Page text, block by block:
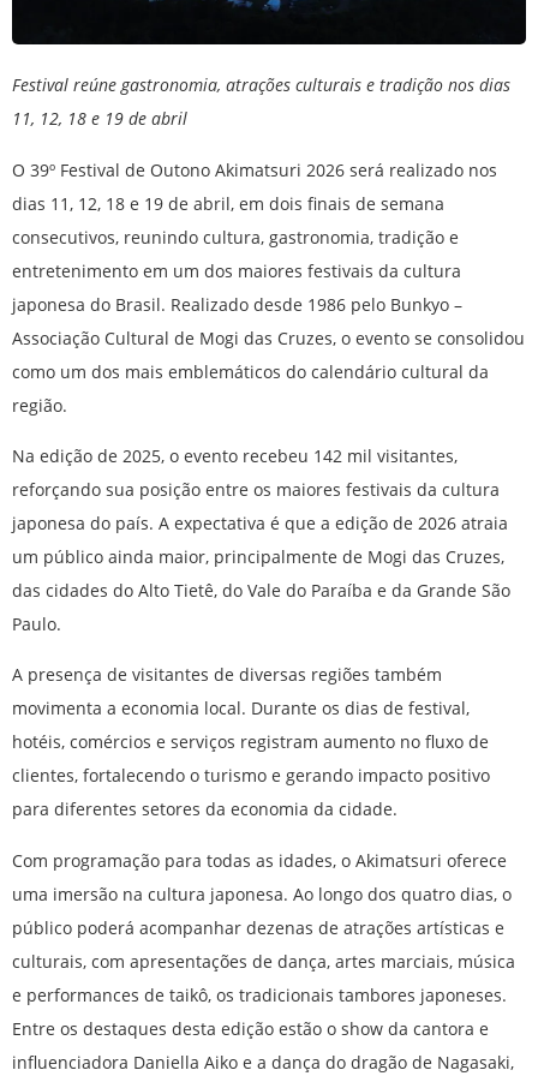
Festival reúne gastronomia, atrações culturais e tradição nos dias
11, 12, 18 e 19 de abril
O 39º Festival de Outono Akimatsuri 2026 será realizado nos
dias 11, 12, 18 e 19 de abril, em dois finais de semana
consecutivos, reunindo cultura, gastronomia, tradição e
entretenimento em um dos maiores festivais da cultura
japonesa do Brasil. Realizado desde 1986 pelo Bunkyo –
Associação Cultural de Mogi das Cruzes, o evento se consolidou
como um dos mais emblemáticos do calendário cultural da
região.
Na edição de 2025, o evento recebeu 142 mil visitantes,
reforçando sua posição entre os maiores festivais da cultura
japonesa do país. A expectativa é que a edição de 2026 atraia
um público ainda maior, principalmente de Mogi das Cruzes,
das cidades do Alto Tietê, do Vale do Paraíba e da Grande São
Paulo.
A presença de visitantes de diversas regiões também
movimenta a economia local. Durante os dias de festival,
hotéis, comércios e serviços registram aumento no fluxo de
clientes, fortalecendo o turismo e gerando impacto positivo
para diferentes setores da economia da cidade.
Com programação para todas as idades, o Akimatsuri oferece
uma imersão na cultura japonesa. Ao longo dos quatro dias, o
público poderá acompanhar dezenas de atrações artísticas e
culturais, com apresentações de dança, artes marciais, música
e performances de taikô, os tradicionais tambores japoneses.
Entre os destaques desta edição estão o show da cantora e
influenciadora Daniella Aiko e a dança do dragão de Nagasaki,